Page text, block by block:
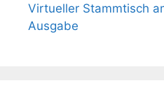
Virtueller Stammtisch
Ausgabe